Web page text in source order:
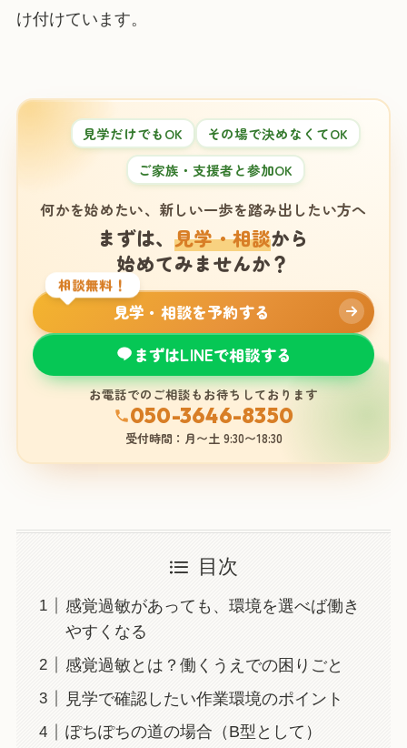
け付けています。
見学だけでもOK
その場で決めなくてOK
ご家族・支援者と参加OK
何かを始めたい、新しい一歩を踏み出したい方へ
まずは、見学・相談から
始めてみませんか？
相談無料！
見学・相談を予約する
まずはLINEで相談する
お電話でのご相談もお待ちしております
050-3646-8350
受付時間：月〜土 9:30〜18:30
目次
感覚過敏があっても、環境を選べば働き
やすくなる
感覚過敏とは？働くうえでの困りごと
見学で確認したい作業環境のポイント
ぽちぽちの道の場合（B型として）